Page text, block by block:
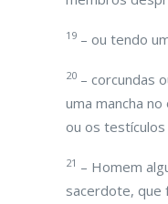
19 – ou tendo
20 – corcundas
uma mancha
ou os
21 – Homem
sacerdote, que